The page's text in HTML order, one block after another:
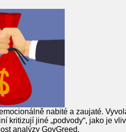
nabité a zaujaté.
kritizují jiné „podvody“, jako je
analýzy GovGreed.